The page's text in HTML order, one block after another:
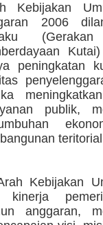
Kebijakan
2006
peningkatan
publik,
Kebijakan
kinerja
anggaran,